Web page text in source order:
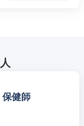
保健師